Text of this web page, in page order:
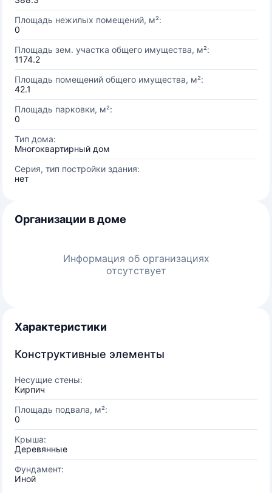
Площадь нежилых помещений, м²:
0
Площадь зем. участка общего имущества, м²:
1174.2
Площадь помещений общего имущества, м²:
42.1
Площадь парковки, м²:
0
Тип дома:
Многоквартирный дом
Серия, тип постройки здания:
нет
Организации в доме
Информация об организациях
отсутствует
Характеристики
Конструктивные элементы
Несущие стены:
Кирпич
Площадь подвала, м²:
0
Крыша:
Деревянные
Фундамент:
Иной